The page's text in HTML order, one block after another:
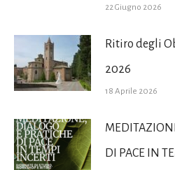
22 Giugno 2026
Ritiro degli
2026
18 Aprile 2026
DI PACE IN